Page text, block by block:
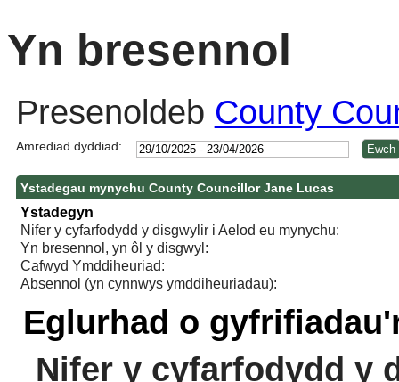
Yn bresennol
Presenoldeb County
Amrediad dyddiad:
Ystadegau mynychu County Councillor Jane Lucas
Ystadegyn
Nifer y cyfarfodydd y disgwylir i Aelod eu mynychu:
Yn bresennol, yn ôl y disgwyl:
Cafwyd Ymddiheuriad:
Absennol (yn cynnwys ymddiheuriadau):
Eglurhad o
Nifer y cyfarfodydd y